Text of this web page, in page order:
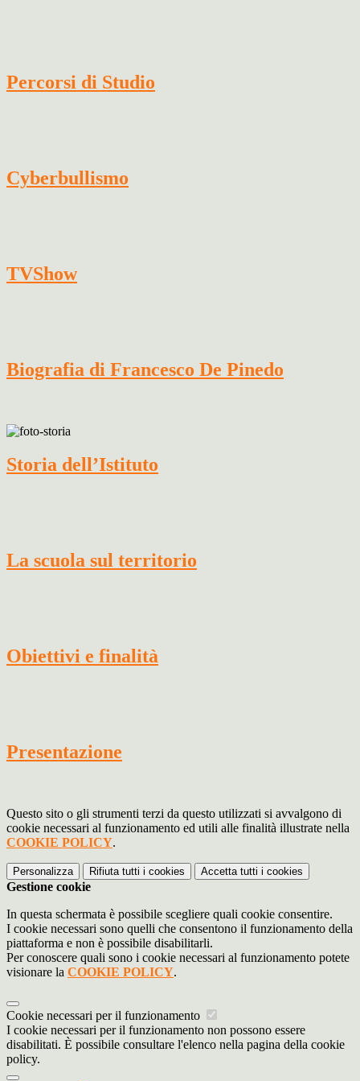
Percorsi di Studio
Cyberbullismo
TVShow
Biografia di Francesco De Pinedo
Storia dell’Istituto
La scuola sul territorio
Obiettivi e finalità
Presentazione
Questo sito o gli strumenti terzi da questo utilizzati si avvalgono di
cookie necessari al funzionamento ed utili alle finalità illustrate nella
COOKIE POLICY.
Personalizza Rifiuta tutti i cookies Accetta tutti i cookies
Gestione cookie
In questa schermata è possibile scegliere quali cookie consentire.
I cookie necessari sono quelli che consentono il funzionamento della
piattaforma e non è possibile disabilitarli.
Per conoscere quali sono i cookie necessari al funzionamento potete
visionare la COOKIE POLICY.
Cookie necessari per il funzionamento
I cookie necessari per il funzionamento non possono essere
disabilitati. È possibile consultare l'elenco nella pagina della cookie
policy.